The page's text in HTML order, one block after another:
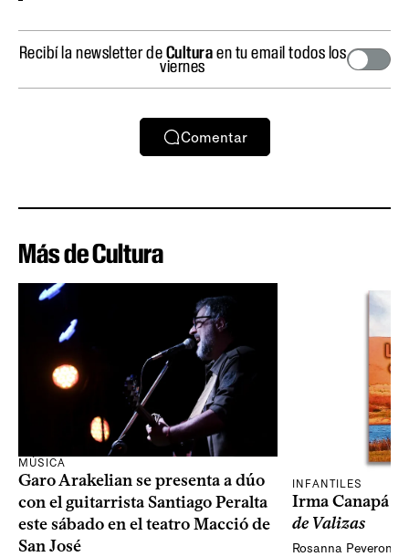
Recibí la newsletter deCulturaen tu email todos los
viernes
Comentar
Más de Cultura
MÚSICA
Garo Arakelian se presenta a dúo
con el guitarrista Santiago Peralta
este sábado en el teatro Macció de
San José
INFANTILES
Irma Canapá
de Valizas
Rosanna Peveroni